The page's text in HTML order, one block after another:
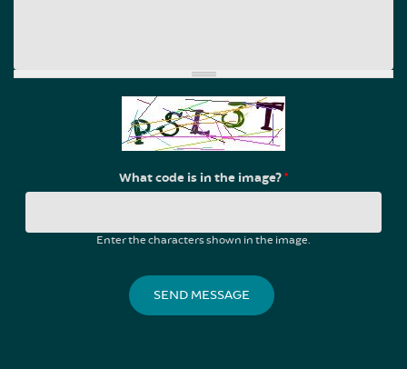
What code is in the image?*
Enter the characters shown in the image.